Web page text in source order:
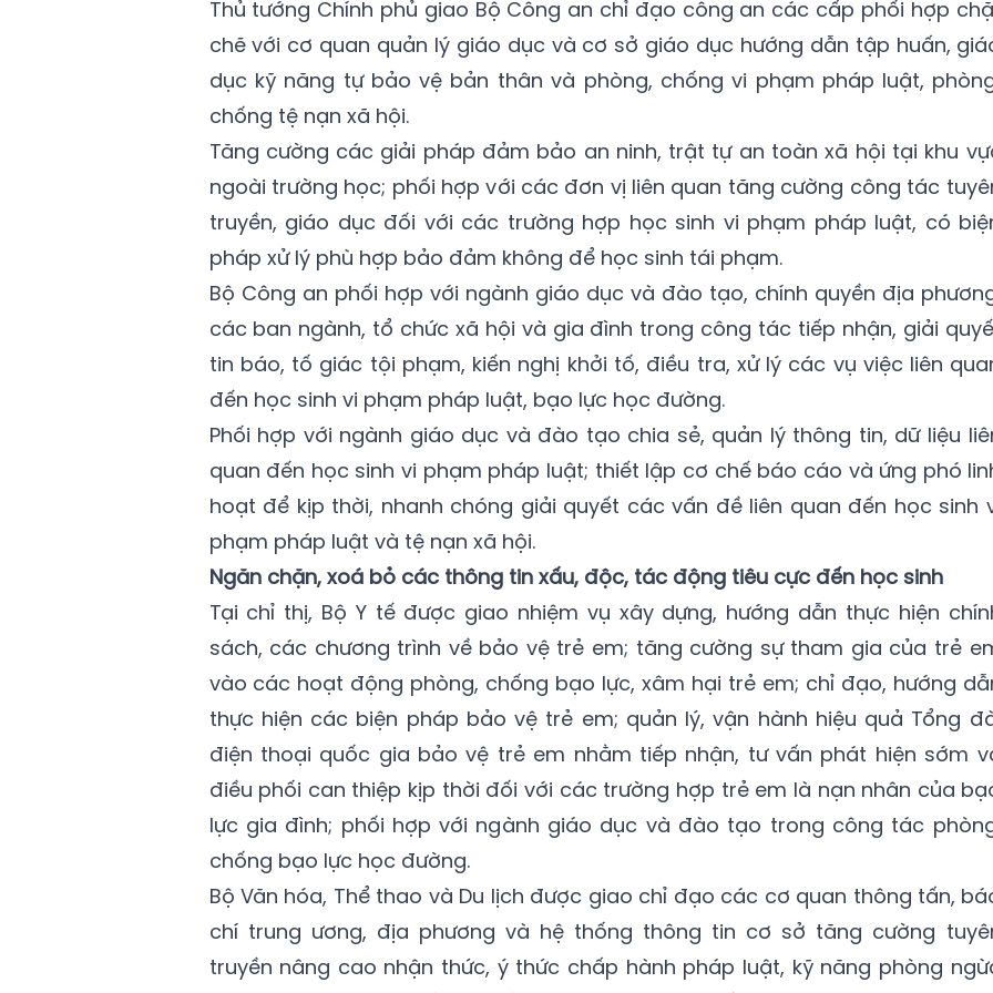
Thủ tướng Chính phủ giao Bộ Công an chỉ đạo công an các cấp phối hợp
chẽ với cơ quan quản lý giáo dục và cơ sở giáo dục hướng dẫn tập huấn,
dục kỹ năng tự bảo vệ bản thân và phòng, chống vi phạm pháp luật,
chống tệ nạn xã hội.
Tăng cường các giải pháp đảm bảo an ninh, trật tự an toàn xã hội tại khu
ngoài trường học; phối hợp với các đơn vị liên quan tăng cường công tác
truyền, giáo dục đối với các trường hợp học sinh vi phạm pháp luật, có
pháp xử lý phù hợp bảo đảm không để học sinh tái phạm.
Bộ Công an phối hợp với ngành giáo dục và đào tạo, chính quyền địa
các ban ngành, tổ chức xã hội và gia đình trong công tác tiếp nhận, giải
tin báo, tố giác tội phạm, kiến nghị khởi tố, điều tra, xử lý các vụ việc liên
đến học sinh vi phạm pháp luật, bạo lực học đường.
Phối hợp với ngành giáo dục và đào tạo chia sẻ, quản lý thông tin, dữ liệu
quan đến học sinh vi phạm pháp luật; thiết lập cơ chế báo cáo và ứng phó
hoạt để kịp thời, nhanh chóng giải quyết các vấn đề liên quan đến học sinh
phạm pháp luật và tệ nạn xã hội.
Ngăn chặn, xoá bỏ các thông tin xấu, độc, tác động tiêu cực đến học sinh
Tại chỉ thị, Bộ Y tế được giao nhiệm vụ xây dựng, hướng dẫn thực hiện
sách, các chương trình về bảo vệ trẻ em; tăng cường sự tham gia của trẻ
vào các hoạt động phòng, chống bạo lực, xâm hại trẻ em; chỉ đạo, hướng
thực hiện các biện pháp bảo vệ trẻ em; quản lý, vận hành hiệu quả Tổng
điện thoại quốc gia bảo vệ trẻ em nhằm tiếp nhận, tư vấn phát hiện sớm
điều phối can thiệp kịp thời đối với các trường hợp trẻ em là nạn nhân của
lực gia đình; phối hợp với ngành giáo dục và đào tạo trong công tác
chống bạo lực học đường.
Bộ Văn hóa, Thể thao và Du lịch được giao chỉ đạo các cơ quan thông tấn,
chí trung ương, địa phương và hệ thống thông tin cơ sở tăng cường
truyền nâng cao nhận thức, ý thức chấp hành pháp luật, kỹ năng phòng